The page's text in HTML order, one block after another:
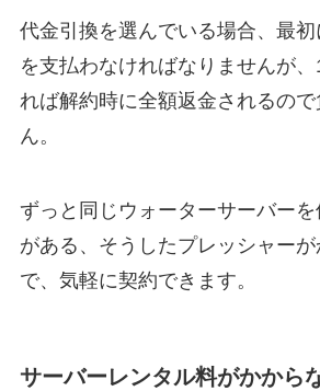
代金引換を選んでいる場合、最
を支払わなければなりませんが
れば解約時に全額返金されるの
ん。
ずっと同じウォーターサーバー
がある、そうしたプレッシャー
で、気軽に契約できます。
サーバーレンタル料がかから